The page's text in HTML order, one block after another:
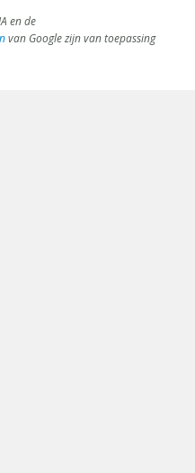
en de
van Google zijn van toepassing